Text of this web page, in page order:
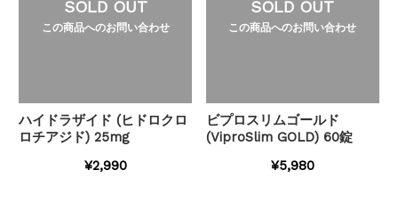
SOLD OUT
この商品へのお問い合わせ
ハイドラザイド (ヒドロクロ
ロチアジド) 25mg
¥2,990
SOLD OUT
この商品へのお問い合わせ
ビプロスリムゴールド
(ViproSlim GOLD) 60錠
¥5,980